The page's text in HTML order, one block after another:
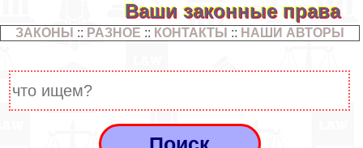
Ваши законные права
ЗАКОНЫ :: РАЗНОЕ :: КОНТАКТЫ :: НАШИ АВТОРЫ